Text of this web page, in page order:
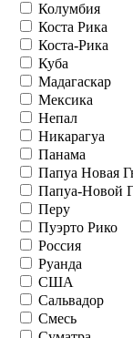
Колумбия
Коста Рика
Коста-Рика
Куба
Мадагаскар
Мексика
Непал
Никарагуа
Панама
Папуа Новая
Папуа-Новой
Перу
Пуэрто Рико
Россия
Руанда
США
Сальвадор
Смесь